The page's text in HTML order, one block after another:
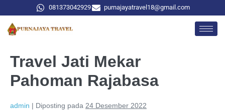
081373042929 purnajayatravel18@gmail.com
Travel Jati Mekar
Pahoman Rajabasa
admin | Diposting pada 24 Desember 2022